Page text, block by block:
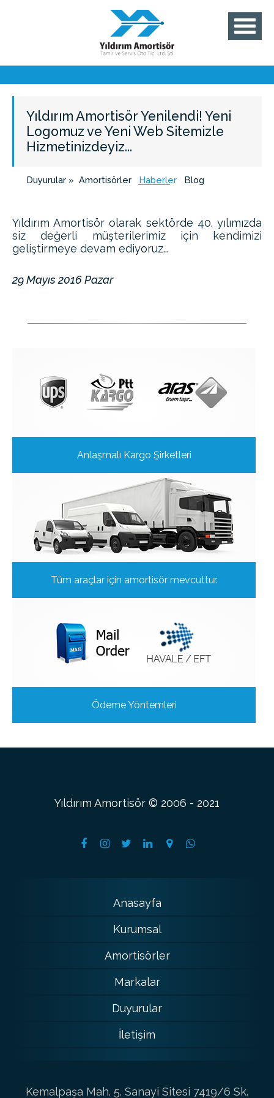
Yıldırım Amortisör Yenilendi! Yeni
Logomuz ve Yeni Web Sitemizle
Hizmetinizdeyiz...
Duyurular » Amortisörler Haberler Blog
Yıldırım Amortisör olarak sektörde 40. yılımızda
siz değerli müşterilerimiz için kendimizi
geliştirmeye devam ediyoruz...
29 Mayıs 2016 Pazar
Anlaşmalı Kargo Şirketleri
Tüm araçlar için amortisör mevcuttur.
Ödeme Yöntemleri
Yıldırım Amortisör © 2006 - 2021
Anasayfa
Kurumsal
Amortisörler
Markalar
Duyurular
İletişim
Kemalpaşa Mah. 5. Sanayi Sitesi 7419/6 Sk.